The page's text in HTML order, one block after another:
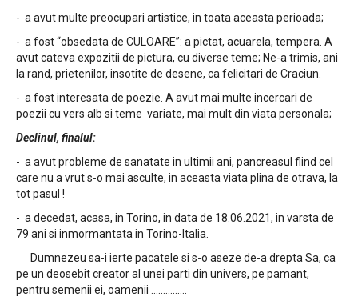
- a avut multe preocupari artistice, in toata aceasta perioada;
- a fost “obsedata de CULOARE”: a pictat, acuarela, tempera. A
avut cateva expozitii de pictura, cu diverse teme; Ne-a trimis, ani
la rand, prietenilor, insotite de desene, ca felicitari de Craciun.
- a fost interesata de poezie. A avut mai multe incercari de
poezii cu vers alb si teme variate, mai mult din viata personala;
Declinul, finalul:
- a avut probleme de sanatate in ultimii ani, pancreasul fiind cel
care nu a vrut s-o mai asculte, in aceasta viata plina de otrava, la
tot pasul !
- a decedat, acasa, in Torino, in data de 18.06.2021, in varsta de
79 ani si inmormantata in Torino-Italia.
Dumnezeu sa-i ierte pacatele si s-o aseze de-a drepta Sa, ca
pe un deosebit creator al unei parti din univers, pe pamant,
pentru semenii ei, oamenii ...............